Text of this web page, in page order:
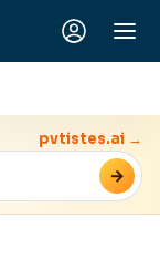
→
pvtistes.ai →